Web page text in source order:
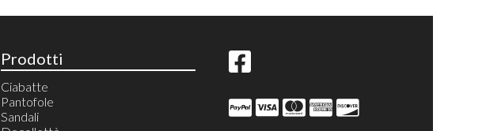
Prodotti
Ciabatte
Pantofole
Sandali